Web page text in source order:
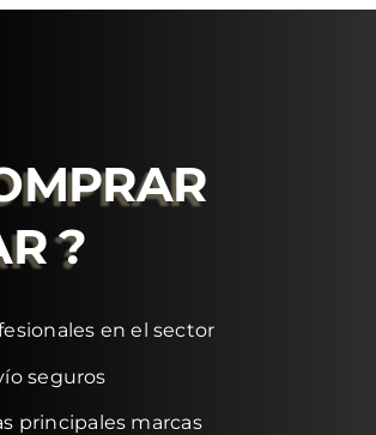
?
en el sector
seguros
principales marcas